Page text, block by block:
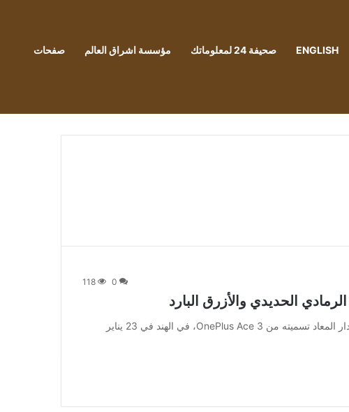
ENGLISH صحيفة 24 لمعلوماتك مؤسسة اشراق العالم صفحات
0
118
[ad_1] من المتوقع إطلاق OnePlus 12R، أو الإصدار المعاد تسميته من OnePlus Ace 3، في الهند في 23 يناير